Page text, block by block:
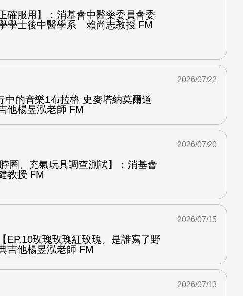
確服用】：消基會中醫藥委員會委
學士後中醫學系 賴尚志教授 FM
中的音樂1布拉格 史麥塔納莫爾道
他楊昱泓老師 FM
2026/07/22
脖圈、充氣玩具調查測試】：消基會
教授 FM
2026/07/20
EP.10玫瑰玫瑰紅玫瑰。是誰寫了野
吉他楊昱泓老師 FM
2026/07/15
2026/07/13